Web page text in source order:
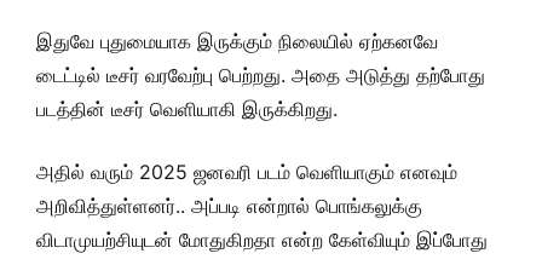
இதுவே புதுமையாக இருக்கும் நிலையில் ஏற்கனவே
டைட்டில் டீசர் வரவேற்பு பெற்றது. அதை அடுத்து தற்போது
படத்தின் டீசர் வெளியாகி இருக்கிறது.
அதில் வரும் 2025 ஜனவரி படம் வெளியாகும் எனவும்
அறிவித்துள்ளனர்.. அப்படி என்றால் பொங்கலுக்கு
விடாமுயற்சியுடன் மோதுகிறதா என்ற கேள்வியும் இப்போது